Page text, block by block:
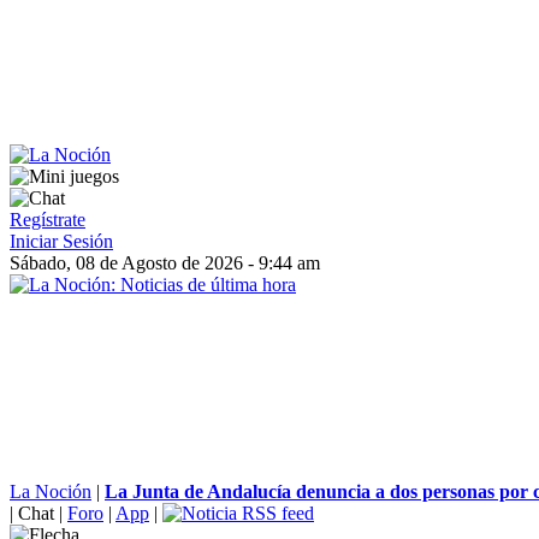
Regístrate
Iniciar Sesión
Sábado, 08 de Agosto de 2026 - 9:44 am
La Noción | La Junta de Andalucía denuncia a dos personas por
| Chat | Foro | App |